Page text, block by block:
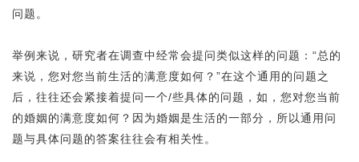
问题。
举例来说，研究者在调查中经常会提问类似这样的问题：“总的
来说，您对您当前生活的满意度如何？”在这个通用的问题之
后，往往还会紧接着提问一个/些具体的问题，如，您对您当前
的婚姻的满意度如何？因为婚姻是生活的一部分，所以通用问
题与具体问题的答案往往会有相关性。